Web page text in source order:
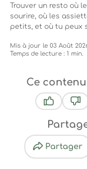
Trouver un resto où
sourire, où les
petits, et où tu peux
friendly qui rendent
joyeux, et surtout
Mis à jour le 03 Août
Temps de lecture : 1 min.
Ce
Partager